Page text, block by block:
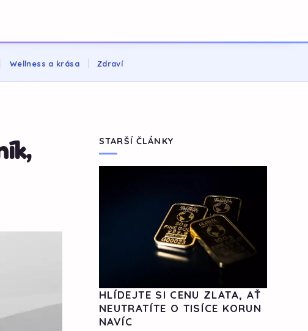
Wellness a krása Zdraví
STARŠÍ ČLÁNKY
HLÍDEJTE SI CENU ZLATA, AŤ
NEUTRATÍTE O TISÍCE KORUN
NAVÍC